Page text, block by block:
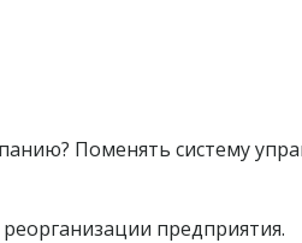
Поменять систему
предприятия.